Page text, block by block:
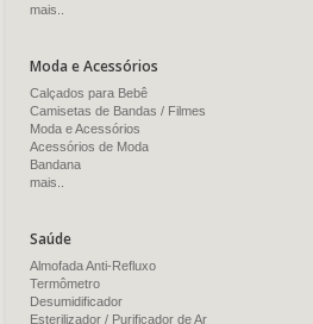
mais..
Moda e Acessórios
Calçados para Bebê
Camisetas de Bandas / Filmes
Moda e Acessórios
Acessórios de Moda
Bandana
mais..
Saúde
Almofada Anti-Refluxo
Termômetro
Desumidificador
Esterilizador / Purificador de Ar